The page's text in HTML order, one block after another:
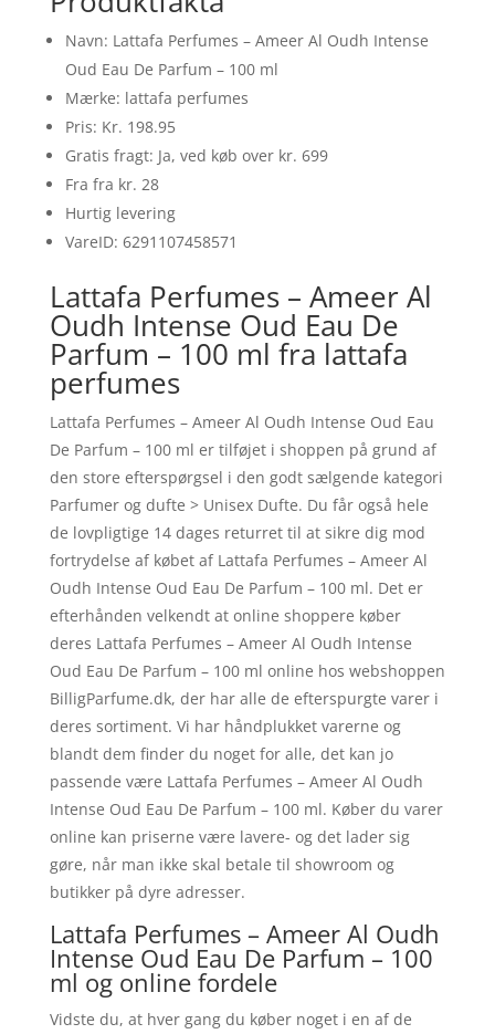
Navn: Lattafa Perfumes – Ameer Al Oudh Intense
Oud Eau De Parfum – 100 ml
Mærke: lattafa perfumes
Pris: Kr. 198.95
Gratis fragt: Ja, ved køb over kr. 699
Fra fra kr. 28
Hurtig levering
VareID: 6291107458571
Lattafa Perfumes – Ameer Al
Oudh Intense Oud Eau De
Parfum – 100 ml fra lattafa
perfumes
Lattafa Perfumes – Ameer Al Oudh Intense Oud Eau
De Parfum – 100 ml er tilføjet i shoppen på grund af
den store efterspørgsel i den godt sælgende kategori
Parfumer og dufte > Unisex Dufte. Du får også hele
de lovpligtige 14 dages returret til at sikre dig mod
fortrydelse af købet af Lattafa Perfumes – Ameer Al
Oudh Intense Oud Eau De Parfum – 100 ml. Det er
efterhånden velkendt at online shoppere køber
deres Lattafa Perfumes – Ameer Al Oudh Intense
Oud Eau De Parfum – 100 ml online hos webshoppen
BilligParfume.dk, der har alle de efterspurgte varer i
deres sortiment. Vi har håndplukket varerne og
blandt dem finder du noget for alle, det kan jo
passende være Lattafa Perfumes – Ameer Al Oudh
Intense Oud Eau De Parfum – 100 ml. Køber du varer
online kan priserne være lavere- og det lader sig
gøre, når man ikke skal betale til showroom og
butikker på dyre adresser.
Lattafa Perfumes – Ameer Al Oudh
Intense Oud Eau De Parfum – 100
ml og online fordele
Vidste du, at hver gang du køber noget i en af de